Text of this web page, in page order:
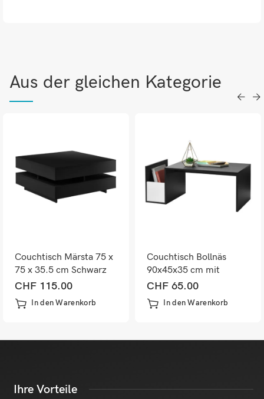
Aus der gleichen Kategorie
Couchtisch Märsta 75 x
75 x 35.5 cm Schwarz
Hochglanz
CHF 115.00
In den Warenkorb
Couchtisch Bollnäs
90x45x35 cm mit
Ablagefach Schwarz
CHF 65.00
In den Warenkorb
Ihre Vorteile